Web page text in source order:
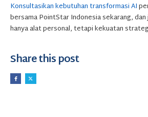
Konsultasikan kebutuhan transformasi AI
bersama PointStar Indonesia sekarang, dan
hanya alat personal, tetapi kekuatan
Share this post